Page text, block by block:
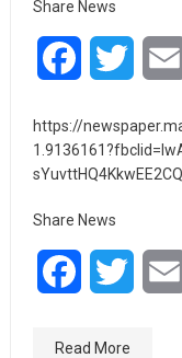
Share News
FacebookTwitter
https://
Share News
FacebookTwitter
Read More